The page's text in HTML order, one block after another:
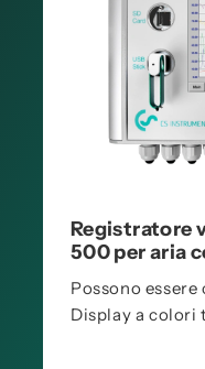
Registratore
500 per aria
Possono
Display a colori